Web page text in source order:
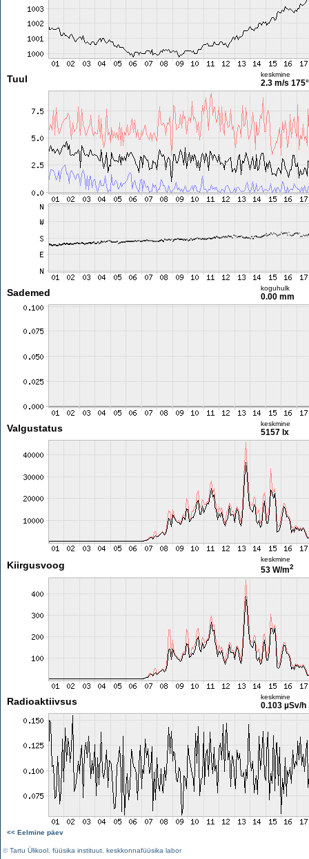
Tuul keskmine
2.3 m/s 175°
Sademed koguhulk
0.00 mm
Valgustatus keskmine
5157 lx
Kiirgusvoog
keskmine
53 W/m2
Radioaktiivsus keskmine
0.103 µSv/h
<< Eelmine päev
©Tartu Ülikool füüsika instituut keskkonnafüüsika labor